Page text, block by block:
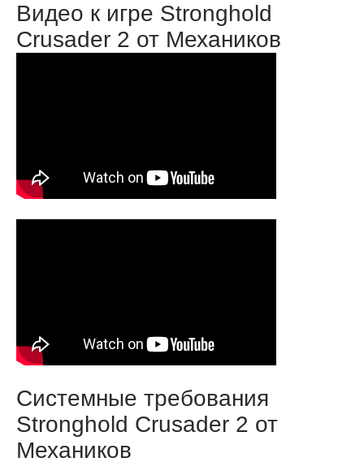
Видео к игре Stronghold
Crusader 2 от Механиков
Системные требования
Stronghold Crusader 2 от
Механиков